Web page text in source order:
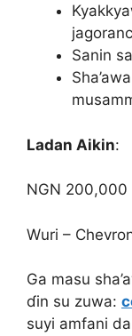
Sanin
Ladan Aikin:
NGN
Wuri –
Ga masu
ɗin su zuwa:
suyi amfani